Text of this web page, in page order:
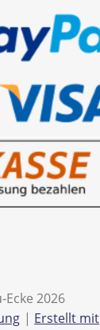
2026
Erstellt mit